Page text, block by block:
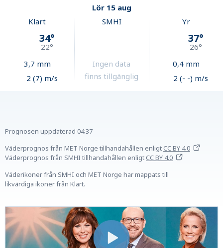
Lör 15 aug
Klart
34°
22°
3,7 mm
2 (7) m/s
SMHI
Ingen data
finns tillgänglig
Yr
37°
26°
0,4mm
2 (- -) m/s
Prognosen uppdaterad 04:37
Väderprognos från MET Norge tillhandahållen enligtCC BY 4.0
Väderprognos från SMHI tillhandahållen enligtCC BY 4.0
Väderikoner från SMHI och MET Norge har mappats till
likvärdiga ikoner från Klart.